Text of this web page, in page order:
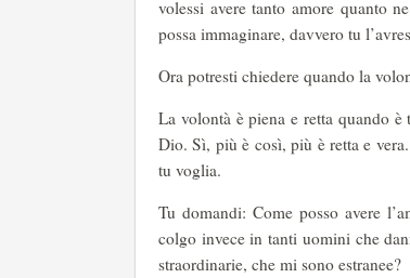
volessi avere tanto amore quanto
possa immaginare, davvero tu
Ora potresti chiedere quando la
La volontà è piena e retta quando
Dio. Sì, più è così, più è retta e
tu voglia.
Tu domandi: Come posso avere
colgo invece in tanti uomini che
straordinarie, che mi sono estranee?